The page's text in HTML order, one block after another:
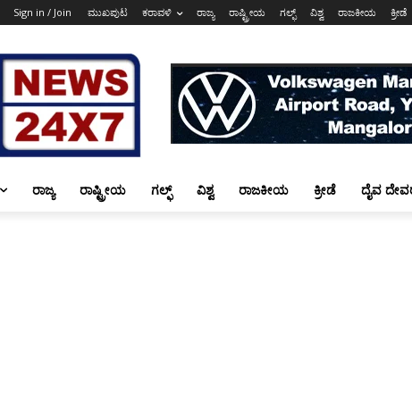
Sign in / Join ಮುಖಪುಟ ಕರಾವಳಿ ರಾಜ್ಯ ರಾಷ್ಟ್ರೀಯ ಗಲ್ಫ್ ವಿಶ್ವ ರಾಜಕೀಯ ಕ್ರೀಡೆ
ರಾಜ್ಯ ರಾಷ್ಟ್ರೀಯ ಗಲ್ಫ್ ವಿಶ್ವ ರಾಜಕೀಯ ಕ್ರೀಡೆ ದೈವ